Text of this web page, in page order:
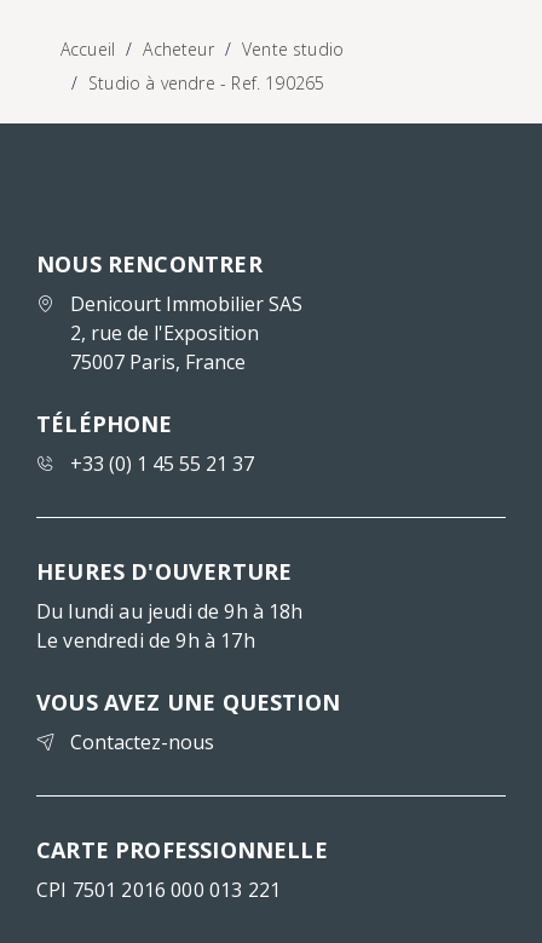
Accueil Acheteur
Vente studio
Studio à vendre - Ref. 190265
NOUS RENCONTRER
Denicourt Immobilier SAS
2, rue de l'Exposition
75007 Paris, France
TÉLÉPHONE
+33 (0) 1 45 55 21 37
HEURES D'OUVERTURE
Du lundi au jeudi de 9h à 18h
Le vendredi de 9h à 17h
VOUS AVEZ UNE QUESTION
Contactez-nous
CARTE PROFESSIONNELLE
CPI 7501 2016 000 013 221